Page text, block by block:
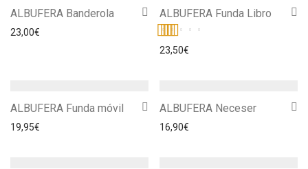
ALBUFERA Banderola
23,00€
ALBUFERA Funda Libro
Valorado
23,50€
ALBUFERA Funda móvil
19,95€
ALBUFERA Neceser
16,90€